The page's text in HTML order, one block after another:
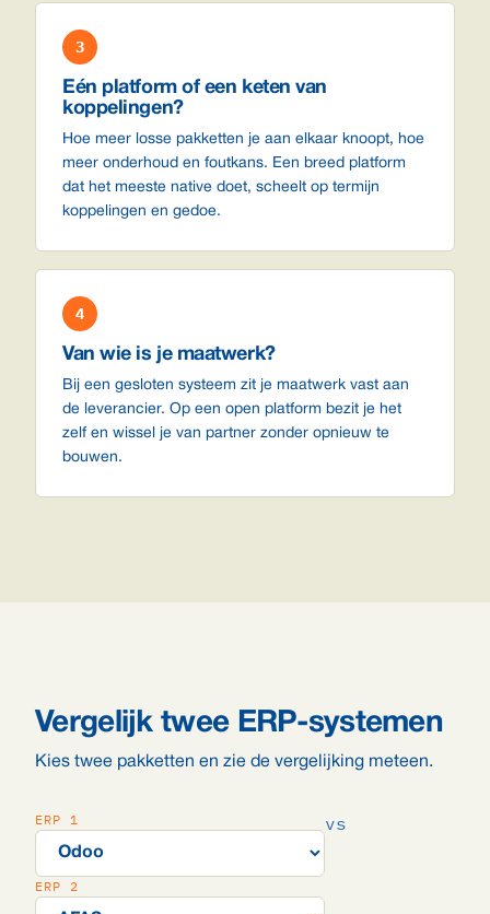
3
Eén platform of een keten van
koppelingen?
Hoe meer losse pakketten je aan elkaar knoopt, hoe
meer onderhoud en foutkans. Een breed platform
dat het meeste native doet, scheelt op termijn
koppelingen en gedoe.
4
Van wie is je maatwerk?
Bij een gesloten systeem zit je maatwerk vast aan
de leverancier. Op een open platform bezit je het
zelf en wissel je van partner zonder opnieuw te
bouwen.
Vergelijk twee ERP-systemen
Kies twee pakketten en zie de vergelijking meteen.
ERP 1 vs
ERP 2